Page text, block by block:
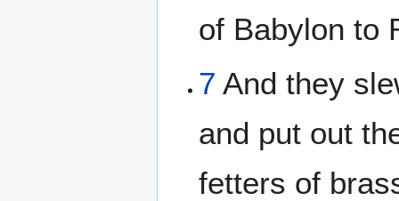
of Babylon to
7 And they
and put out
fetters of